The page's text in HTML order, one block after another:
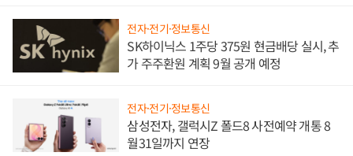
전자·전기·정보통신
SK하이닉스 1주당 375원 현금배당 실시, 추
가 주주환원 계획 9월 공개 예정
전자·전기·정보통신
삼성전자, 갤럭시Z 폴드8 사전예약 개통 8
월31일까지 연장